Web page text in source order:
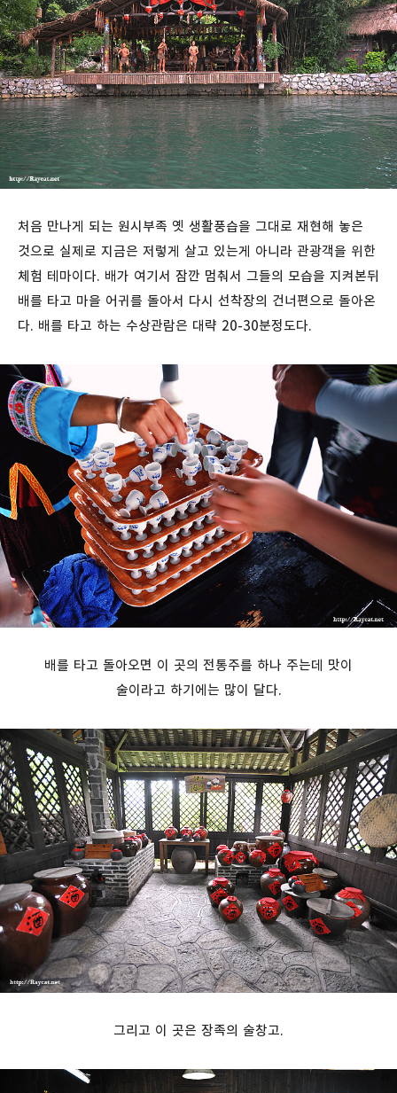
처음 만나게 되는 원시부족 옛 생활풍습을 그대로 재현해 놓은
것으로 실제로 지금은 저렇게 살고 있는게 아니라 관광객을 위한
체험 테마이다. 배가 여기서 잠깐 멈춰서 그들의 모습을 지켜본뒤
배를 타고 마을 어귀를 돌아서 다시 선착장의 건너편으로 돌아온
다. 배를 타고 하는 수상관람은 대략 20-30분정도다.
배를 타고 돌아오면 이 곳의 전통주를 하나 주는데 맛이
술이라고 하기에는 많이 달다.
그리고 이 곳은 장족의 술창고.